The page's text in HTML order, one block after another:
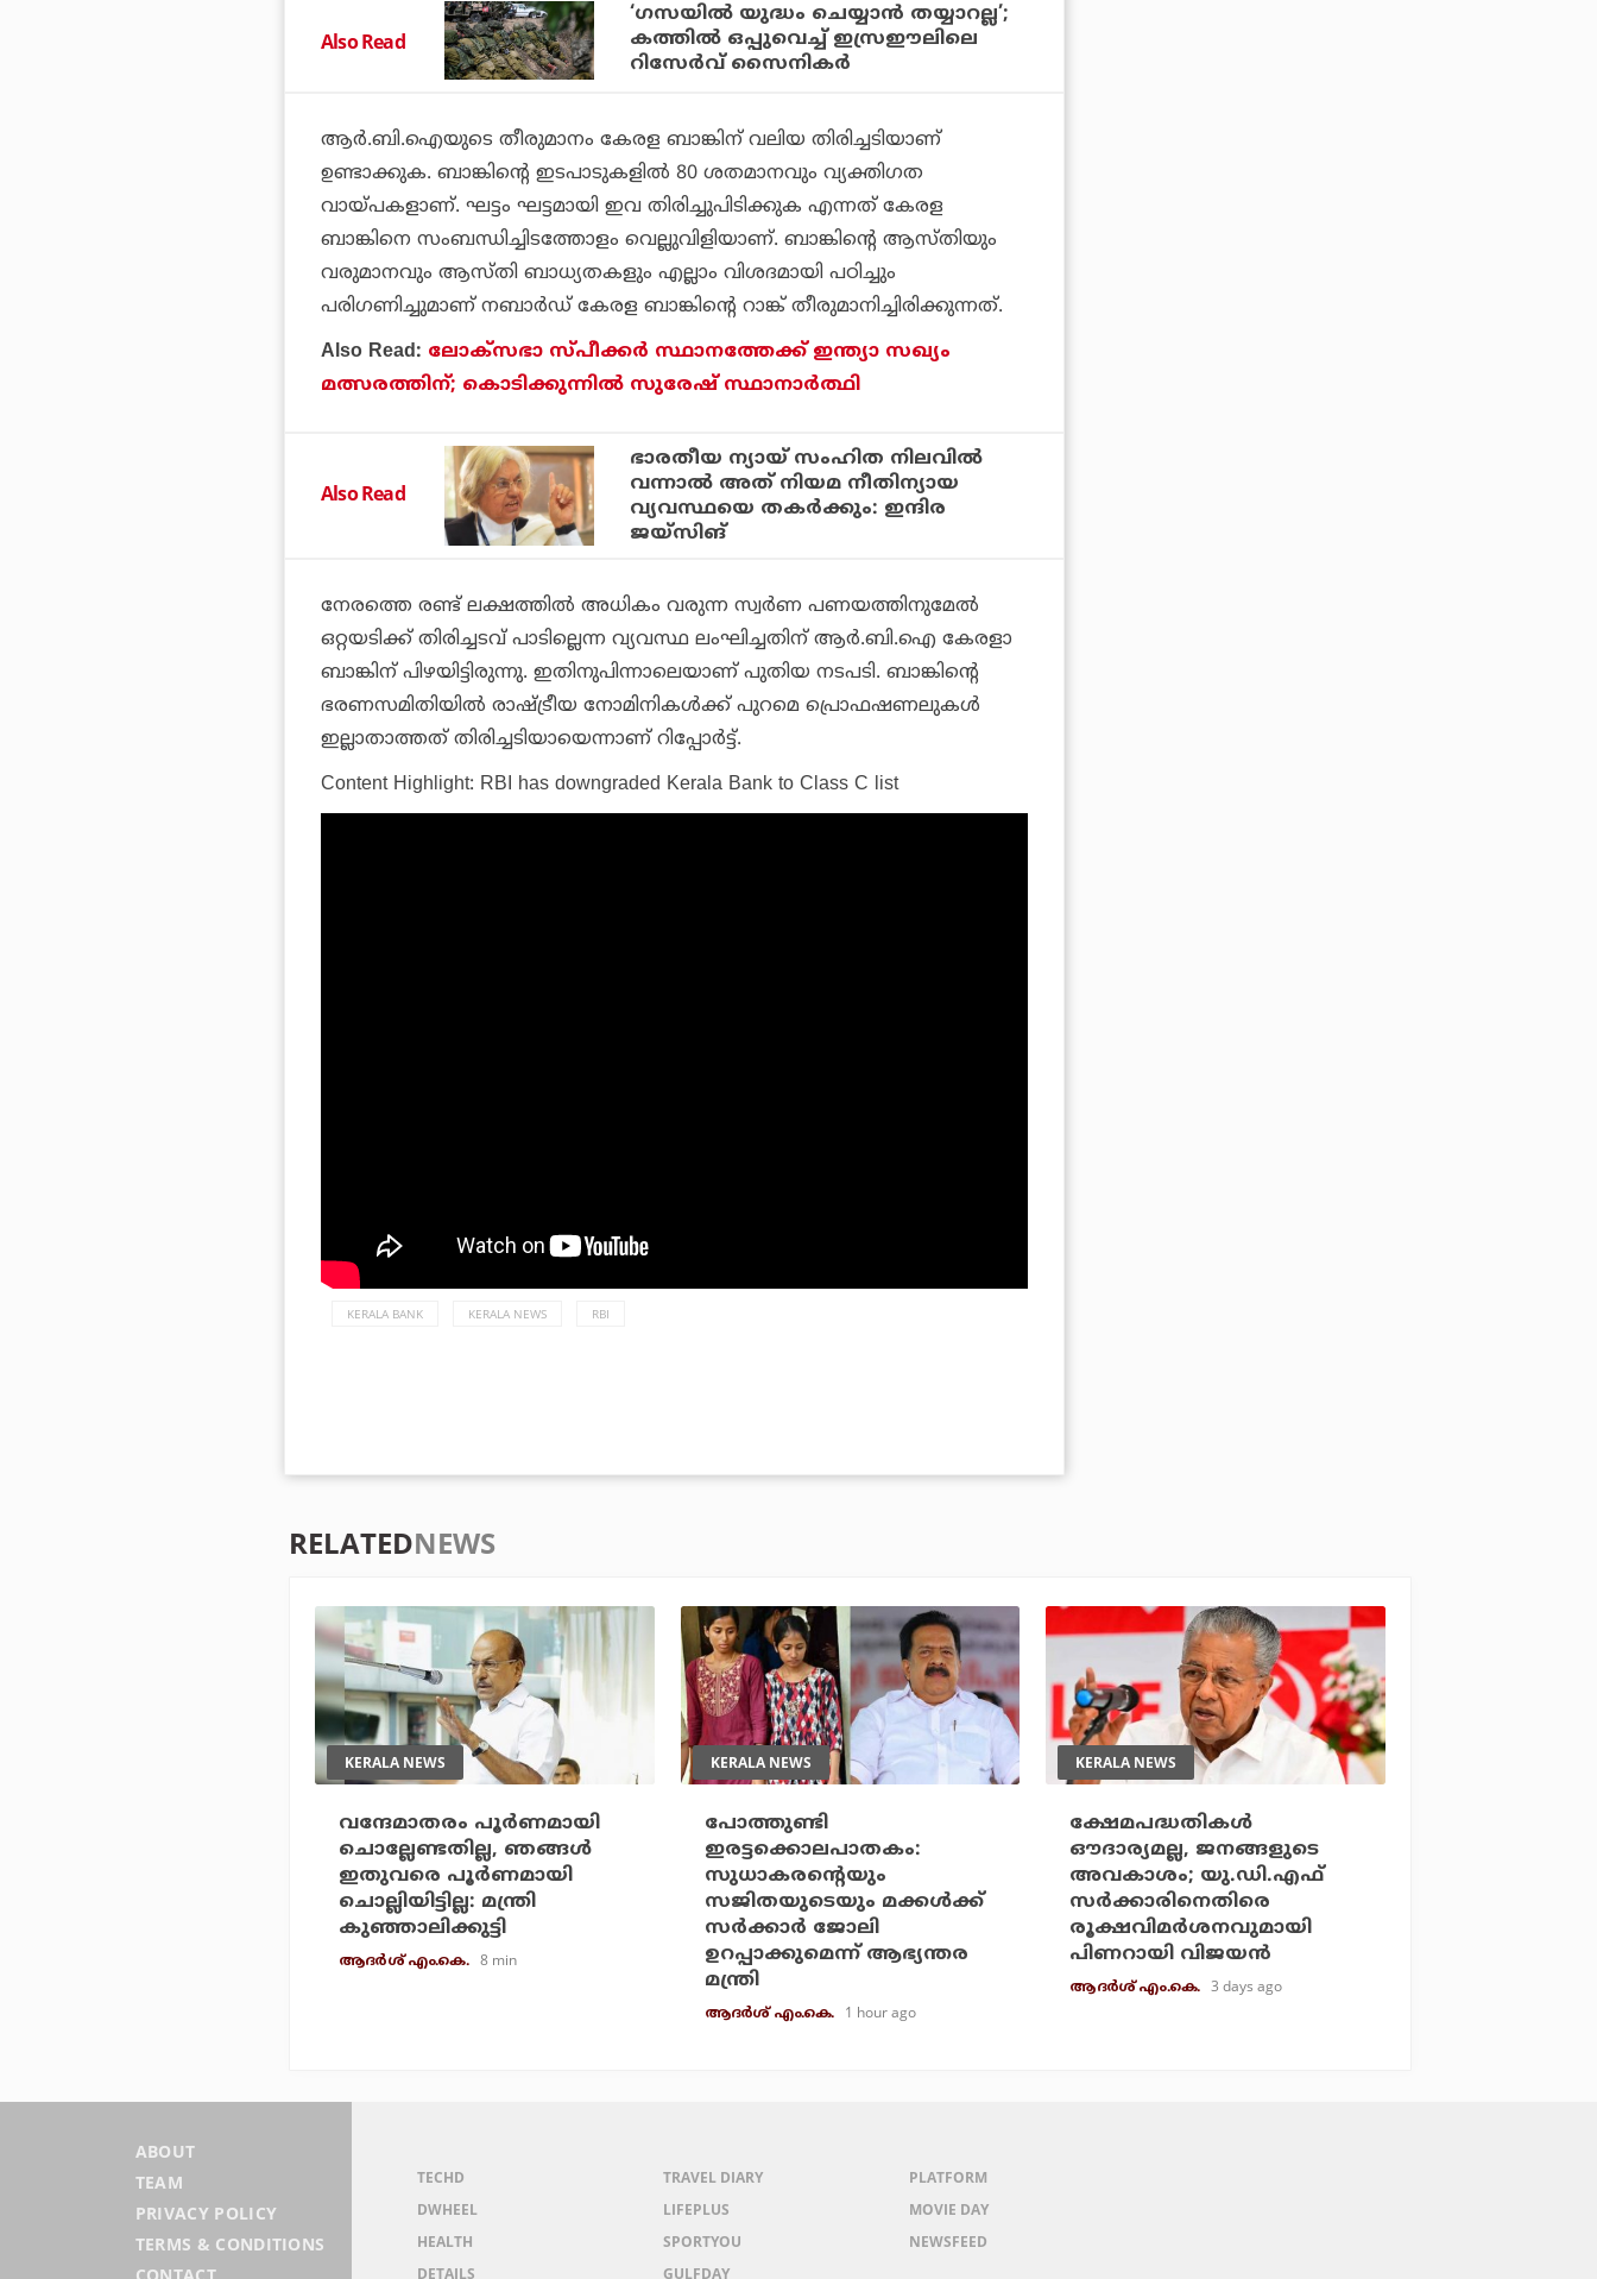
Also Read
‘ഗസയില്‍ യുദ്ധം ചെയ്യാന്‍ തയ്യാറല്ല’;
കത്തില്‍ ഒപ്പുവെച്ച് ഇസ്രഈലിലെ
റിസേര്‍വ് സൈനികര്‍
ആര്‍.ബി.ഐയുടെ തീരുമാനം കേരള ബാങ്കിന് വലിയ തിരിച്ചടിയാണ്
ഉണ്ടാക്കുക. ബാങ്കിന്റെ ഇടപാടുകളില്‍ 80 ശതമാനവും വ്യക്തിഗത
വായ്പകളാണ്. ഘട്ടം ഘട്ടമായി ഇവ തിരിച്ചുപിടിക്കുക എന്നത് കേരള
ബാങ്കിനെ സംബന്ധിച്ചിടത്തോളം വെല്ലുവിളിയാണ്. ബാങ്കിന്റെ ആസ്തിയും
വരുമാനവും ആസ്തി ബാധ്യതകളും എല്ലാം വിശദമായി പഠിച്ചും
പരിഗണിച്ചുമാണ് നബാര്‍ഡ് കേരള ബാങ്കിന്റെ റാങ്ക് തീരുമാനിച്ചിരിക്കുന്നത്.
Also Read: ലോക്‌സഭാ സ്പീക്കര് സ്ഥാനത്തേക്ക് ഇന്ത്യാ സഖ്യം
മത്സരത്തിന്; കൊടിക്കുന്നില് സുരേഷ് സ്ഥാനാര്ത്ഥി
Also Read
ഭാരതീയ ന്യായ് സംഹിത നിലവില്‍
വന്നാല്‍ അത് നിയമ നീതിന്യായ
വ്യവസ്ഥയെ തകര്‍ക്കും: ഇന്ദിര
ജയ്‌സിങ്
നേരത്തെ രണ്ട് ലക്ഷത്തില്‍ അധികം വരുന്ന സ്വര്‍ണ പണയത്തിനുമേല്‍
ഒറ്റയടിക്ക് തിരിച്ചടവ് പാടില്ലെന്ന വ്യവസ്ഥ ലംഘിച്ചതിന് ആര്‍.ബി.ഐ കേരളാ
ബാങ്കിന് പിഴയിട്ടിരുന്നു. ഇതിനുപിന്നാലെയാണ് പുതിയ നടപടി. ബാങ്കിന്റെ
ഭരണസമിതിയില്‍ രാഷ്ട്രീയ നോമിനികള്‍ക്ക് പുറമെ പ്രൊഫഷണലുകള്‍
ഇല്ലാതാത്തത് തിരിച്ചടിയായെന്നാണ് റിപ്പോര്‍ട്ട്.
Content Highlight: RBI has downgraded Kerala Bank to Class C list
KERALA BANK KERALA NEWS RBI
RELATEDNEWS
KERALA NEWS
വന്ദേമാതരം പൂര്‍ണമായി
ചൊല്ലേണ്ടതില്ല, ഞങ്ങള്‍
ഇതുവരെ പൂര്‍ണമായി
ചൊല്ലിയിട്ടില്ല: മന്ത്രി
കുഞ്ഞാലിക്കുട്ടി
ആദർശ് എം.കെ. 8 min
KERALA NEWS
പോത്തുണ്ടി
ഇരട്ടക്കൊലപാതകം:
സുധാകരന്റെയും
സജിതയുടെയും മക്കള്‍ക്ക്
സര്‍ക്കാര്‍ ജോലി
ഉറപ്പാക്കുമെന്ന് ആഭ്യന്തര
മന്ത്രി
ആദർശ് എം.കെ. 1 hour ago
KERALA NEWS
ക്ഷേമപദ്ധതികള്‍
ഔദാര്യമല്ല, ജനങ്ങളുടെ
അവകാശം; യു.ഡി.എഫ്
സര്‍ക്കാരിനെതിരെ
രൂക്ഷവിമര്‍ശനവുമായി
പിണറായി വിജയന്‍
ആദർശ് എം.കെ. 3 days ago
ABOUT
TEAM
PRIVACY POLICY
TERMS & CONDITIONS
TECHD
DWHEEL
HEALTH
DETAILS
TRAVEL DIARY
LIFEPLUS
SPORTYOU
GULFDAY
PLATFORM
MOVIE DAY
NEWSFEED